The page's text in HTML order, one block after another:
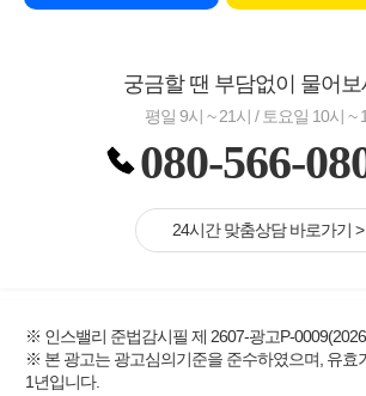
궁금할 땐 부담없이 물어
평일 9시 ~ 21시 / 토요일 10시 ~
080-566-
24시간 맞춤상담 바로가기 >
※ 인스밸리 준법감시필 제 2607-광고P-
※ 본 광고는 광고심의기준을 준수하였으며, 유효
1년입니다.